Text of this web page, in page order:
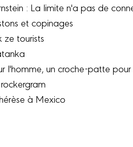
: La limite n'a pas de
et copinages
tourists
l'homme, un croche-patte pour
à Mexico